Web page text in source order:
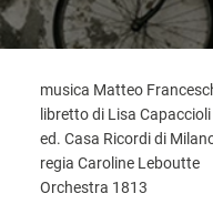
musica Matteo
libretto di Lisa Capaccioli
ed. Casa Ricordi di
regia Caroline Leboutte
Orchestra 1813